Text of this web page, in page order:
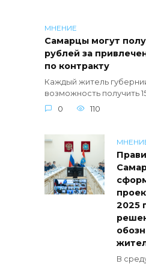
МНЕНИЕ
Самарцы могут
рублей за
по контракту
Каждый житель
возможность получить
0
110
2025
В